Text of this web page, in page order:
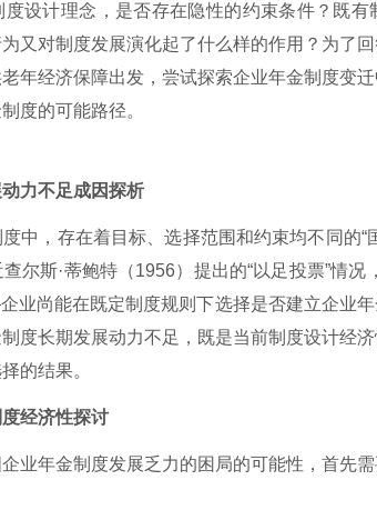
设计理念，是否存在隐性的约束条件？既
又对制度发展演化起了什么样的作用？为了回
年经济保障出发， 尝试探索企业年金制度变
度的可能路径。
力不足成因探析
中，存在着目标 、选择范围和约束均不同的“
查尔斯·蒂鲍特（1956）提出的“以足投票”情
业尚能在既定制度规则下选择是否建立企业
度长期发展动力不足，既是当前制度设计经
的结果。
度经济性探讨
业年金制度发展乏力的困局的可能性，首先